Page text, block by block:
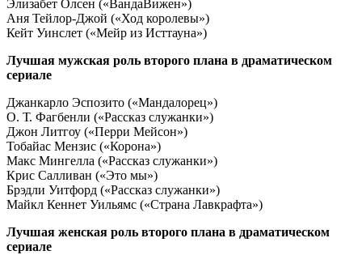
Элизабет Олсен («ВандаВижен»)
Аня Тейлор-Джой («Ход королевы»)
Кейт Уинслет («Мейр из Исттауна»)
Лучшая мужская роль второго плана в драматическом
сериале
Джанкарло Эспозито («Мандалорец»)
О. Т. Фагбенли («Рассказ служанки»)
Джон Литгоу («Перри Мейсон»)
Тобайас Мензис («Корона»)
Макс Мингелла («Рассказ служанки»)
Крис Салливан («Это мы»)
Брэдли Уитфорд («Рассказ служанки»)
Майкл Кеннет Уильямс («Страна Лавкрафта»)
Лучшая женская роль второго плана в драматическом
сериале